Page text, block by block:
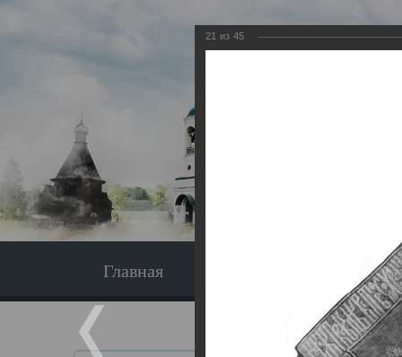
Главная
21 из 45